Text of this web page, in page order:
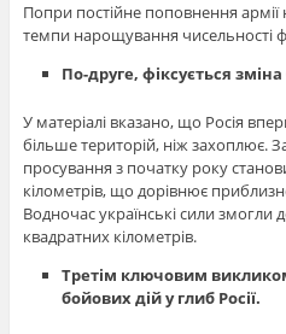
Попри постійне поповнення
темпи нарощування чисельності
По-друге, фіксується
У матеріалі вказано, що Росія
більше територій, ніж захоплює.
просування з початку року
кілометрів, що дорівнює
Водночас українські сили змогли
квадратних кілометрів.
Третім ключовим
бойових дій у глиб Росії.